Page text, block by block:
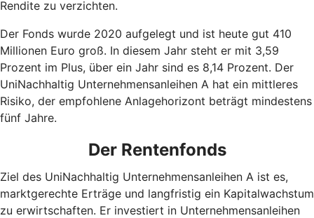
Rendite zu verzichten.
Der Fonds wurde 2020 aufgelegt und ist heute gut 410
Millionen Euro groß. In diesem Jahr steht er mit 3,59
Prozent im Plus, über ein Jahr sind es 8,14 Prozent. Der
UniNachhaltig Unternehmensanleihen A hat ein mittleres
Risiko, der empfohlene Anlagehorizont beträgt mindestens
fünf Jahre.
Der Rentenfonds
Ziel des UniNachhaltig Unternehmensanleihen A ist es,
marktgerechte Erträge und langfristig ein Kapitalwachstum
zu erwirtschaften. Er investiert in Unternehmensanleihen